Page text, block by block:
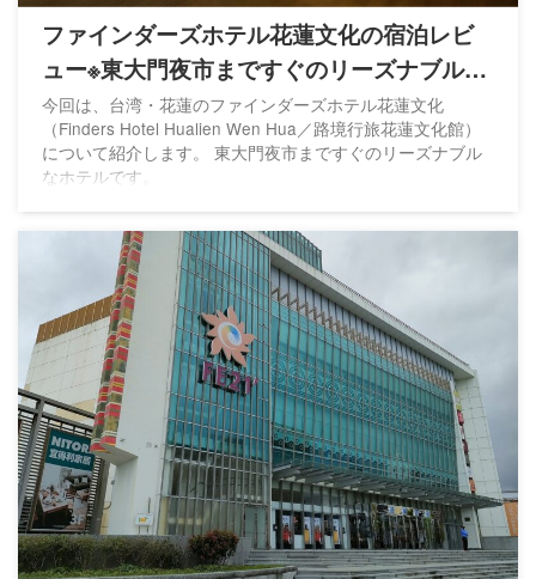
ファインダーズホテル花蓮文化の宿泊レビ
ュー※東大門夜市まですぐのリーズナブルな
ホテル
今回は、台湾・花蓮のファインダーズホテル花蓮文化
（Finders Hotel Hualien Wen Hua／路境行旅花蓮文化館）
について紹介します。 東大門夜市まですぐのリーズナブル
なホテルです。